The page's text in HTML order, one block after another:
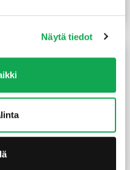
Näytä tiedot
Lue lisää